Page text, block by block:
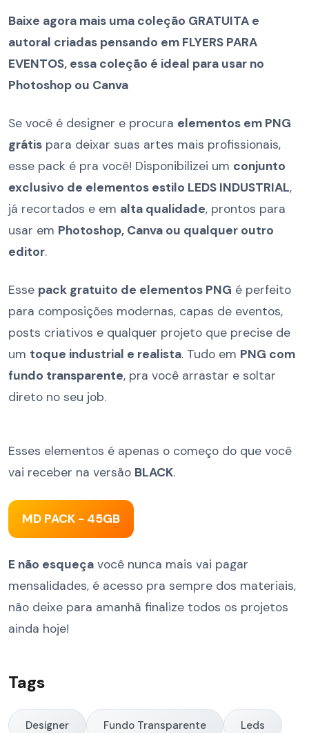
Baixe agora mais uma coleção GRATUITA e
autoral criadas pensando em FLYERS PARA
EVENTOS, essa coleção é ideal para usar no
Photoshop ou Canva
Se você é designer e procura elementos em PNG
grátis para deixar suas artes mais profissionais,
esse pack é pra você! Disponibilizei um conjunto
exclusivo de elementos estilo LEDS INDUSTRIAL,
já recortados e em alta qualidade, prontos para
usar em Photoshop, Canva ou qualquer outro
editor.
Esse pack gratuito de elementos PNG é perfeito
para composições modernas, capas de eventos,
posts criativos e qualquer projeto que precise de
um toque industrial e realista. Tudo em PNG com
fundo transparente, pra você arrastar e soltar
direto no seu job.
Esses elementos é apenas o começo do que você
vai receber na versão BLACK.
MD PACK - 45GB
E não esqueça você nunca mais vai pagar
mensalidades, é acesso pra sempre dos materiais,
não deixe para amanhã finalize todos os projetos
ainda hoje!
Tags
Designer Fundo Transparente Leds